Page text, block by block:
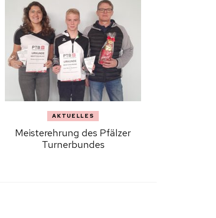
AKTUELLES
Meisterehrung des Pfälzer
Turnerbundes